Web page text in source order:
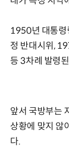
1950년 대통령
정 반대시위,
등 3차례 발령
앞서 국방부는
상황에 맞지 않
다.